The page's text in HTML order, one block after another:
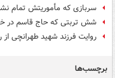
سربازی که مأموریتش تمام
شش تربتی که حاج قاسم در
روایت فرزند شهید طهرانچی
برچسب‌ها